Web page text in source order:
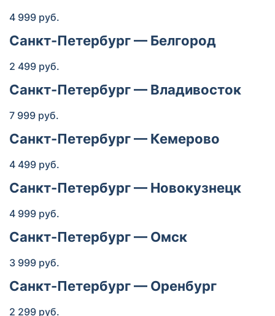
4 999 руб.
Санкт-Петербург — Белгород
2 499 руб.
Санкт-Петербург — Владивосток
7 999 руб.
Санкт-Петербург — Кемерово
4 499 руб.
Санкт-Петербург — Новокузнецк
4 999 руб.
Санкт-Петербург — Омск
3 999 руб.
Санкт-Петербург — Оренбург
2 299 руб.